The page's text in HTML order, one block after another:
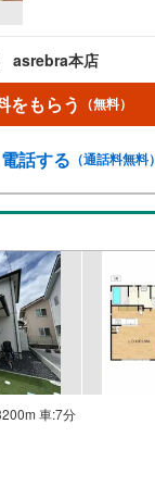
asrebra本店
をもらう （無料）
電話する （通話料無料）
車:7分